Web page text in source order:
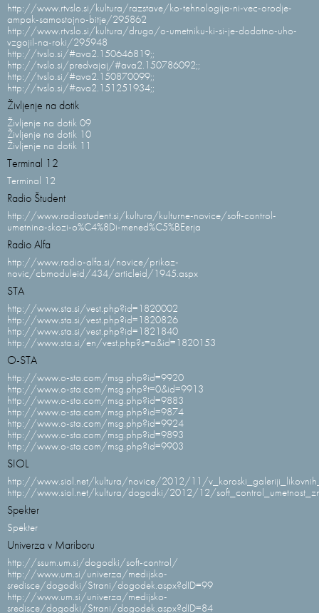
http://www.rtvslo.si/kultura/razstave/ko-tehnologija-ni-vec-orodje-
ampak-samostojno-bitje/295862
http://www.rtvslo.si/kultura/drugo/o-umetniku-ki-si-je-dodatno-uho-
vzgojil-na-roki/295948
http://tvslo.si/#ava2.150646819;;
http://tvslo.si/predvajaj/#ava2.150786092;;
http://tvslo.si/#ava2.150870099;;
http://tvslo.si/#ava2.151251934;;
Življenje na dotik
Življenje na dotik 09
Življenje na dotik 10
Življenje na dotik 11
Terminal 12
Terminal 12
Radio Študent
http://www.radiostudent.si/kultura/kulturne-novice/soft-control-
umetnina-skozi-o%C4%8Di-mened%C5%BEerja
Radio Alfa
http://www.radio-alfa.si/novice/prikaz-
novic/cbmoduleid/434/articleid/1945.aspx
STA
http://www.sta.si/vest.php?id=1820002
http://www.sta.si/vest.php?id=1820826
http://www.sta.si/vest.php?id=1821840
http://www.sta.si/en/vest.php?s=a&id=1820153
O-STA
http://www.o-sta.com/msg.php?id=9920
http://www.o-sta.com/msg.php?t=0&id=9913
http://www.o-sta.com/msg.php?id=9883
http://www.o-sta.com/msg.php?id=9874
http://www.o-sta.com/msg.php?id=9924
http://www.o-sta.com/msg.php?id=9893
http://www.o-sta.com/msg.php?id=9903
SIOL
http://www.siol.net/kultura/novice/2012/11/
http://www.siol.net/kultura/dogodki/2012/12/
Spekter
Spekter
Univerza v Mariboru
http://ssum.um.si/dogodki/soft-control/
http://www.um.si/univerza/medijsko-
sredisce/dogodki/Strani/dogodek.aspx?dID=99
http://www.um.si/univerza/medijsko-
sredisce/dogodki/Strani/dogodek.aspx?dID=84